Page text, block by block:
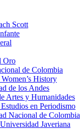
Scott
Oro
de Colombia
History
de los Andes
Artes y Humanidades
en Periodismo
Nacional de Colombia
Javeriana